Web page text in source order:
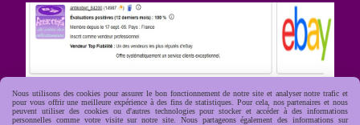
Nous utilisons des cookies pour assurer le bon fonctionnement de notre site et analyser notre trafic et
pour vous offrir une meilleure expérience à des fins de statistiques. Pour cela, nos partenaires et nous
peuvent utiliser des cookies ou d'autres technologies pour stocker et accéder à des informations
personnelles comme votre visite sur notre site. Nous partageons également des informations sur